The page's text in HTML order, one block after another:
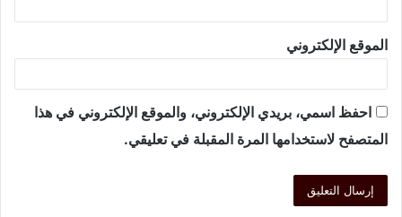
الموقع الإلكتروني
احفظ اسمي، بريدي الإلكتروني، والموقع الإلكتروني في هذا
المتصفح لاستخدامها المرة المقبلة في تعليقي.